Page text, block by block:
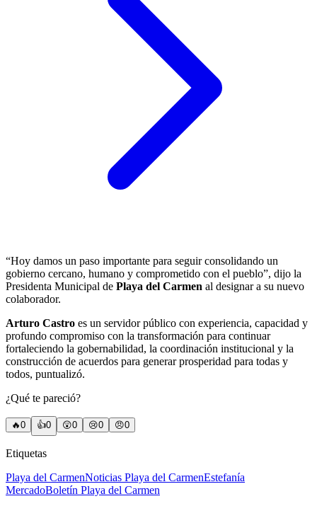
“Hoy damos un paso importante para seguir consolidando un
gobierno cercano, humano y comprometido con el pueblo”, dijo la
Presidenta Municipal de Playa del Carmen al designar a su nuevo
colaborador.
Arturo Castro es un servidor público con experiencia, capacidad y
profundo compromiso con la transformación para continuar
fortaleciendo la gobernabilidad, la coordinación institucional y la
construcción de acuerdos para generar prosperidad para todas y
todos, puntualizó.
¿Qué te pareció?
🔥0 👍0 😲0 😢0 😠0
Etiquetas
Playa del CarmenNoticias Playa del CarmenEstefanía
MercadoBoletín Playa del Carmen